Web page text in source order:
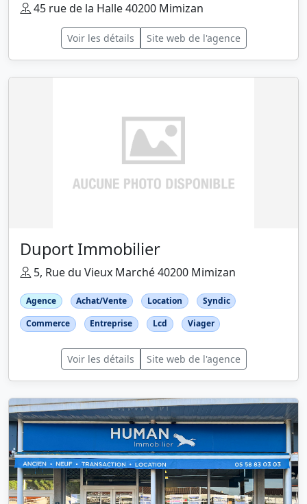
45 rue de la Halle 40200 Mimizan
Voir les détails Site web de l'agence
Duport Immobilier
5, Rue du Vieux Marché 40200 Mimizan
Agence Achat/Vente Location
Syndic
Commerce
Entreprise Lcd Viager
Voir les détails Site web de l'agence